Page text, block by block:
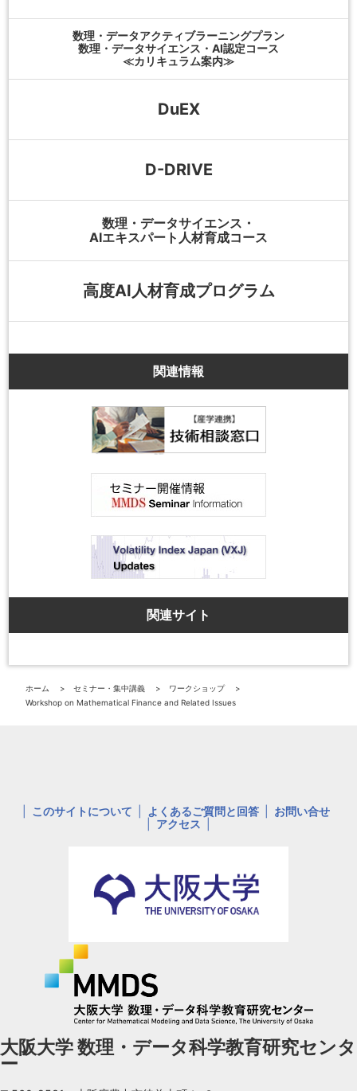
数理・データアクティブラーニングプラン
数理・データサイエンス・AI認定コース
≪カリキュラム案内≫
DuEX
D-DRIVE
数理・データサイエンス・
AIエキスパート人材育成コース
高度AI人材育成プログラム
関連情報
関連サイト
ホーム セミナー・集中講義
ワークショップ
Workshop on Mathematical Finance and Related Issues
このサイトについて よくあるご質問と回答
お問い合せ
アクセス
大阪大学 数理・データ科学教育研究センタ
ー